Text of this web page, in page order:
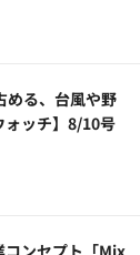
める、台風や野
ォッチ】8/10号
コンセプト「Mix